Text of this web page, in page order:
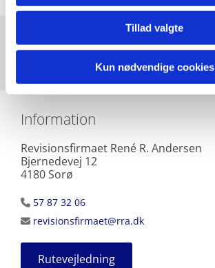
Tillad valgte
Kun nødvendige cookies
Kontakt
Information
Revisionsfirmaet René R. Andersen
Bjernedevej 12
4180 Sorø
 57 87 32 06
 revisionsfirmaet@rra.dk
Rutevejledning